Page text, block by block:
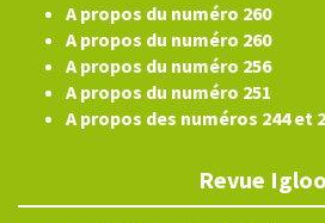
A propos du numéro 260
A propos du numéro 260
A propos du numéro 256
A propos du numéro 251
A propos des numéros 244 et
Revue